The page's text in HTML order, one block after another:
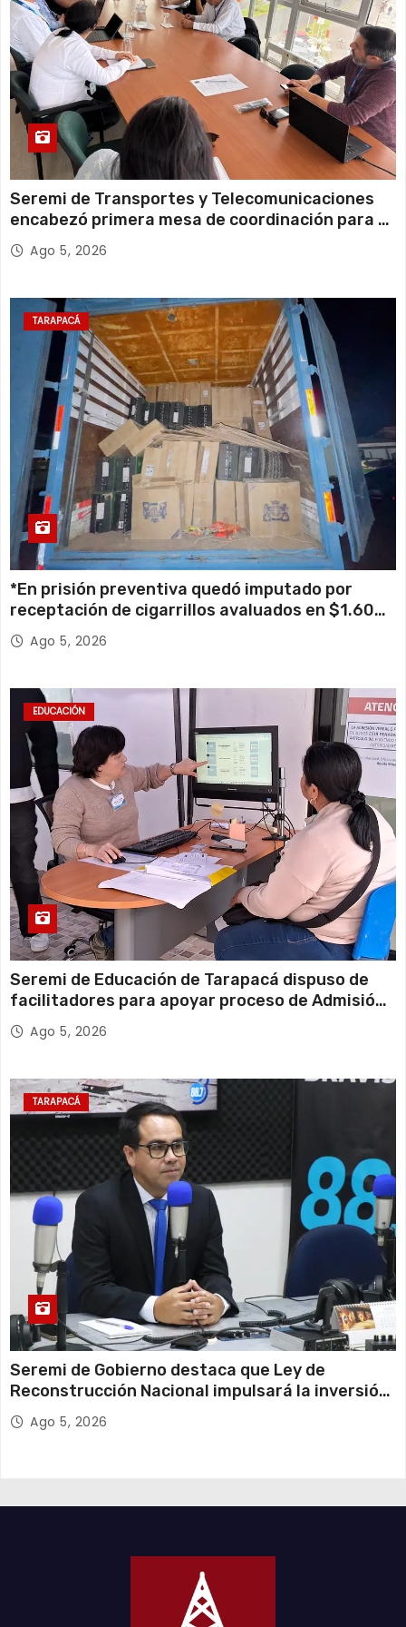
Seremi de Transportes y Telecomunicaciones
encabezó primera mesa de coordinación para el
retiro de cables en desuso en Iquique
Ago 5, 2026
TARAPACÁ
*En prisión preventiva quedó imputado por
receptación de cigarrillos avaluados en $1.600
millones*
Ago 5, 2026
EDUCACIÓN
Seremi de Educación de Tarapacá dispuso de
facilitadores para apoyar proceso de Admisión
Escolar 2027
Ago 5, 2026
TARAPACÁ
Seremi de Gobierno destaca que Ley de
Reconstrucción Nacional impulsará la inversión
y el empleo en Tarapacá
Ago 5, 2026